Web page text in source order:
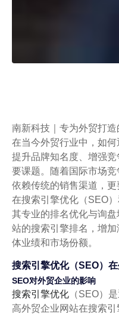
南新科技｜专为外贸打
在当今外贸行业中，如
提升品牌知名度、增强
要课题。随着国际市场
依赖传统的销售渠道，
在搜索引擎优化（SEO
其专业的排名优化与询
站的搜索引擎排名，增
体业绩和市场份额。
搜索引擎优化（SEO）
SEO对外贸企业的影响
搜索引擎优化 （SEO）
高外贸企业网站在搜索